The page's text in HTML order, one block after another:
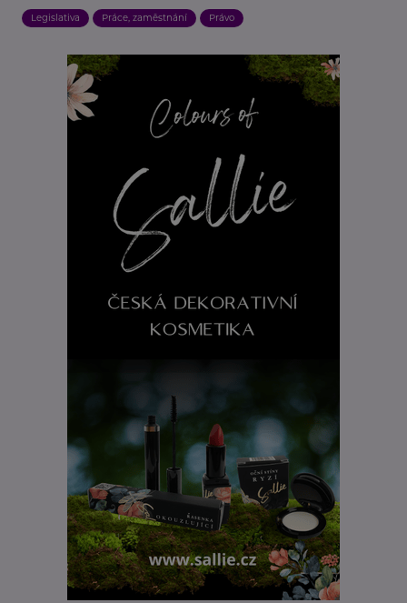
Legislativa Práce, zaměstnání Právo